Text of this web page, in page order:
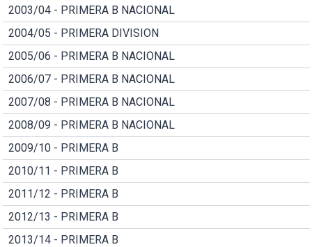
2003/04 - PRIMERA B NACIONAL
2004/05 - PRIMERA DIVISION
2005/06 - PRIMERA B NACIONAL
2006/07 - PRIMERA B NACIONAL
2007/08 - PRIMERA B NACIONAL
2008/09 - PRIMERA B NACIONAL
2009/10 - PRIMERA B
2010/11 - PRIMERA B
2011/12 - PRIMERA B
2012/13 - PRIMERA B
2013/14 - PRIMERA B